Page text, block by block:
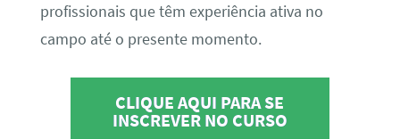
profissionais que têm experiência ativa no
campo até o presente momento.
CLIQUE AQUI PARA SE
INSCREVER NO CURSO